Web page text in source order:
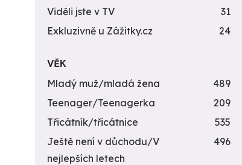
Viděli jste v TV
31
Exkluzivně u Zážitky.cz
24
VĚK
Mladý muž/mladá žena
489
Teenager/Teenagerka
209
Třicátník/třicátnice
535
Ještě není v důchodu/V
nejlepších letech
496